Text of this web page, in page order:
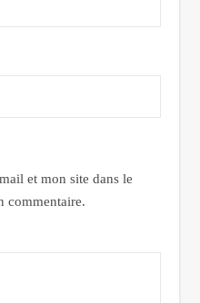
et mon site dans le
commentaire.